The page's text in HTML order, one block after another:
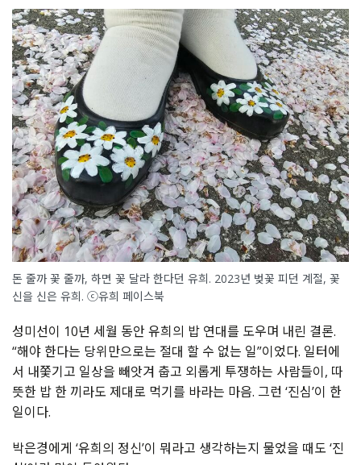
돈 줄까 꽃 줄까, 하면 꽃 달라 한다던 유희. 2023년 벚꽃 피던 계절, 꽃
신을 신은 유희. ⓒ유희 페이스북
성미선이 10년 세월 동안 유희의 밥 연대를 도우며 내린 결론.
“해야 한다는 당위만으로는 절대 할 수 없는 일”이었다. 일터에
서 내쫓기고 일상을 빼앗겨 춥고 외롭게 투쟁하는 사람들이, 따
뜻한 밥 한 끼라도 제대로 먹기를 바라는 마음. 그런 ‘진심’이 한
일이다.
박은경에게 ‘유희의 정신’이 뭐라고 생각하는지 물었을 때도 ‘진